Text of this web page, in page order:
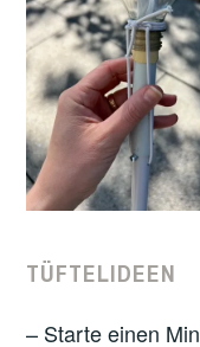
TÜFTELIDEEN
– Starte einen